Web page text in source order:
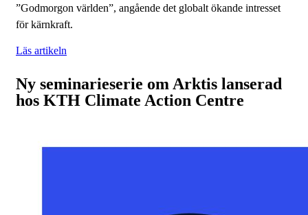
”Godmorgon världen”, angående det globalt ökande intresset
för kärnkraft.
Läs artikeln
Ny seminarieserie om Arktis lanserad
hos KTH Climate Action Centre